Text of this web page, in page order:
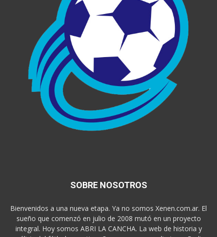
SOBRE NOSOTROS
Bienvenidos a una nueva etapa. Ya no somos Xenen.com.ar. El
sueño que comenzó en julio de 2008 mutó en un proyecto
integral. Hoy somos ABRI LA CANCHA. La web de historia y